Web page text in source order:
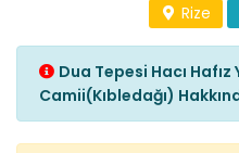
Rize
Dua Tepesi Hacı Hafız
Camii(Kıbledağı)